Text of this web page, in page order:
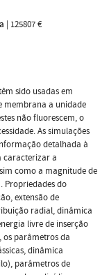
| 125807 €
sido usadas em
membrana a unidade
não fluorescem, o
As simulações
detalhada à
caracterizar a
como a magnitude de
Propriedades do
extensão de
radial, dinâmica
livre de inserção
os parâmetros da
dinâmica
parâmetros de